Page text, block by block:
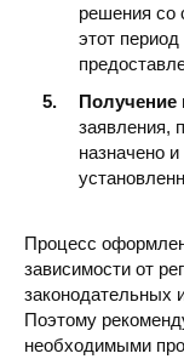
решения со
этот
Получение
заявления,
назначено
Процесс
зависимости от
законодательных
Поэтому
необходимыми